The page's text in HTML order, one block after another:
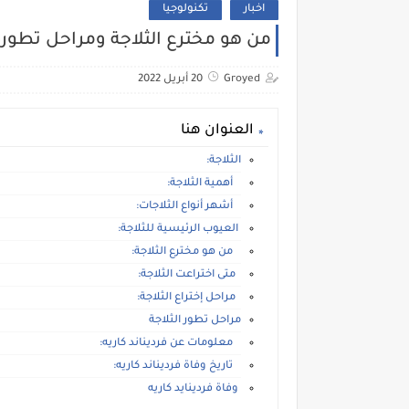
اخبار تكنولوجيا
من هو مخترع الثلاجة ومراحل
Groyed 20 أبريل 2022
العنوان هنا
الثلاجة:
أهمية الثلاجة:
أشهر أنواع الثلاجات:
العيوب الرئيسية للثلاجة:
من هو مخترع الثلاجة:
متى اختراعت الثلاجة:
مراحل إختراع الثلاجة:
مراحل تطور الثلاجة
معلومات عن فرديناند كاريه:
تاريخ وفاة فرديناند كاريه:
وفاة فردينايد كاريه